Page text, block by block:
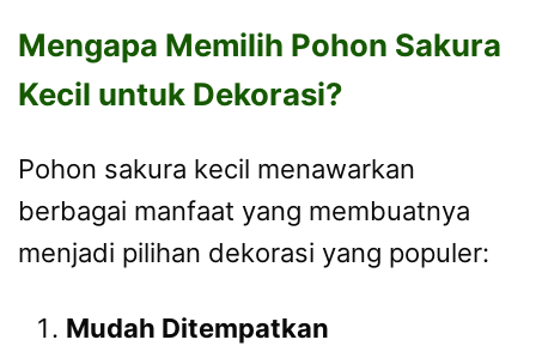
Mengapa Memilih Pohon Sakura
Kecil untuk Dekorasi?
Pohon sakura kecil menawarkan
berbagai manfaat yang membuatnya
menjadi pilihan dekorasi yang populer:
Mudah Ditempatkan